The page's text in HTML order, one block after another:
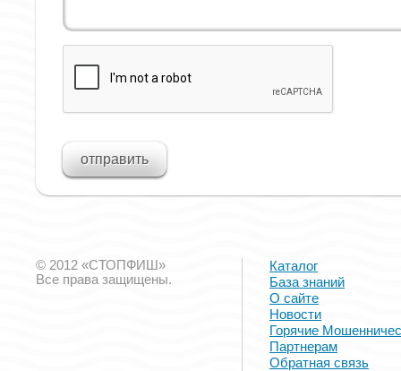
© 2012 «СТОПФИШ»
Все права защищены.
Каталог
База знаний
О сайте
Новости
Горячие
Партнерам
Обратная связь